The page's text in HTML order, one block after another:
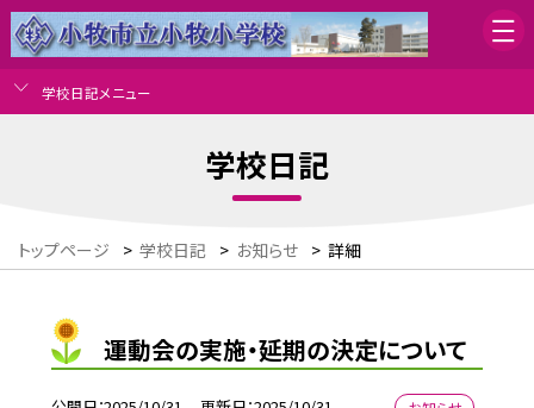
学校日記メニュー
学校日記
トップページ > 学校日記 > お知らせ > 詳細
運動会の実施・延期の決定について